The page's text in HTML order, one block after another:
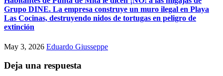
Grupo DINE. La empresa construye un muro ilegal en Playa
Las Cocinas, destruyendo nidos de tortugas en peligro de
extinción
May 3, 2026 Eduardo Giusseppe
Deja una respuesta